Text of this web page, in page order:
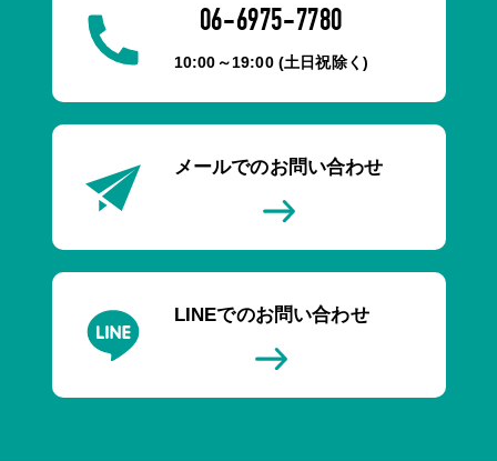
06-6975-7780
10:00～19:00 (土日祝除く)
メールでのお問い合わせ
LINEでのお問い合わせ